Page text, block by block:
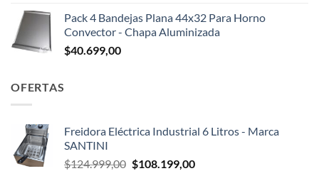
Pack 4 Bandejas Plana 44x32 Para Horno
Convector - Chapa Aluminizada
$40.699,00
OFERTAS
Freidora Eléctrica Industrial 6 Litros - Marca
SANTINI
$124.999,00 El
$108.199,00El